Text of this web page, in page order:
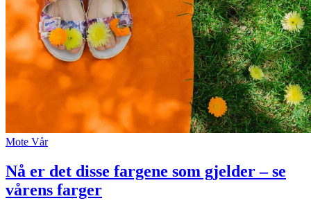
Mote Vår
Nå er det disse fargene som gjelder – se
vårens farger